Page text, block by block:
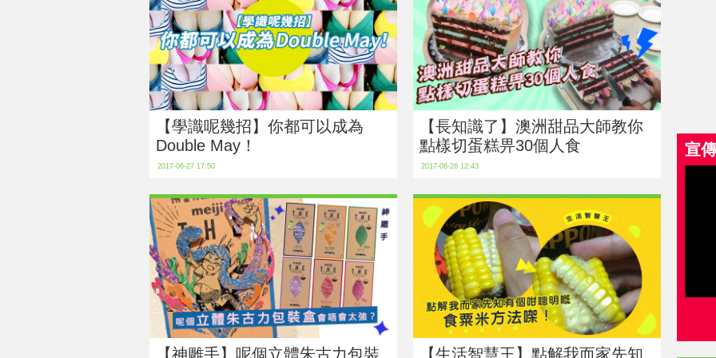
【學識呢幾招】你都可以成為
Double May！
2017-06-27 17:50
【長知識了】澳洲甜品大師教你
點樣切蛋糕畀30個人食
2017-06-26 12:43
【神雕手】呢個立體朱古力包裝 【生活智慧王】點解我而家先知
宣